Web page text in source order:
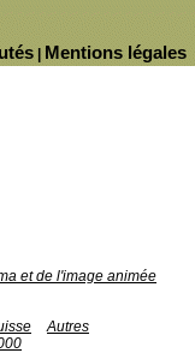
Mentions légales
et de l'image animée
Autres